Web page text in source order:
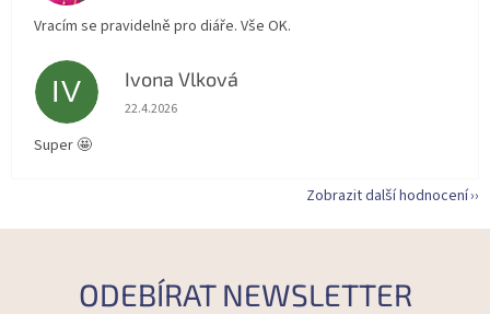
Vracím se pravidelně pro diáře. Vše OK.
IV Ivona Vlková
Hodnocení obchodu je 5 z 5 hvězdiček.
22.4.2026
Super 🤩
Zobrazit další hodnocení
ODEBÍRAT NEWSLETTER